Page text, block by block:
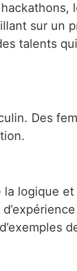
sur un
talents
Des
logique